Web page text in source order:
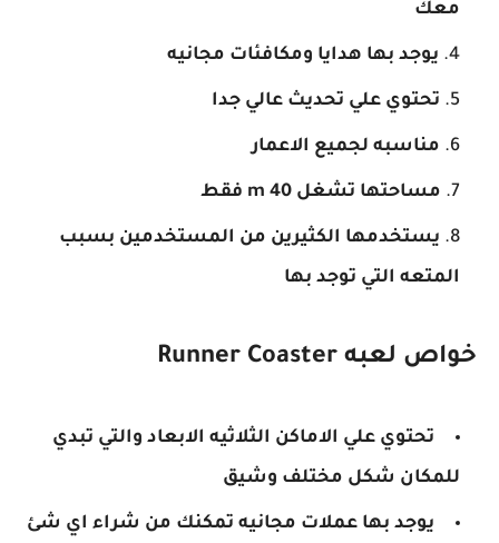
معك
يوجد بها هدايا ومكافئات مجانيه
تحتوي علي تحديث عالي جدا
مناسبه لجميع الاعمار
مساحتها تشغل 40 m فقط
يستخدمها الكثيرين من المستخدمين بسبب
المتعه التي توجد بها
خواص لعبه Runner Coaster
تحتوي علي الاماكن الثلاثيه الابعاد والتي تبدي
للمكان شكل مختلف وشيق
يوجد بها عملات مجانيه تمكنك من شراء اي شئ